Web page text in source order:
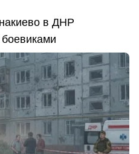
в ДНР